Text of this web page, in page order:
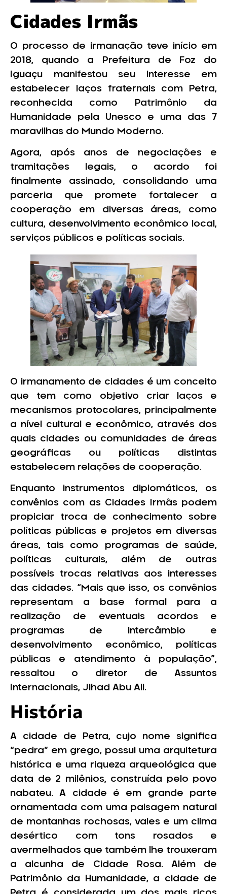
Cidades Irmãs
O processo de irmanação teve início em
2018, quando a Prefeitura de Foz do
Iguaçu manifestou seu interesse em
estabelecer laços fraternais com Petra,
reconhecida como Patrimônio da
Humanidade pela Unesco e uma das 7
maravilhas do Mundo Moderno.
Agora, após anos de negociações e
tramitações legais, o acordo foi
finalmente assinado, consolidando uma
parceria que promete fortalecer a
cooperação em diversas áreas, como
cultura, desenvolvimento econômico local,
serviços públicos e políticas sociais.
O irmanamento de cidades é um conceito
que tem como objetivo criar laços e
mecanismos protocolares, principalmente
a nível cultural e econômico, através dos
quais cidades ou comunidades de áreas
geográficas ou políticas distintas
estabelecem relações de cooperação.
Enquanto instrumentos diplomáticos, os
convênios com as Cidades Irmãs podem
propiciar troca de conhecimento sobre
políticas públicas e projetos em diversas
áreas, tais como programas de saúde,
políticas culturais, além de outras
possíveis trocas relativas aos interesses
das cidades. “Mais que isso, os convênios
representam a base formal para a
realização de eventuais acordos e
programas de intercâmbio e
desenvolvimento econômico, políticas
públicas e atendimento à população”,
ressaltou o diretor de Assuntos
Internacionais, Jihad Abu Ali.
História
A cidade de Petra, cujo nome significa
“pedra” em grego, possui uma arquitetura
histórica e uma riqueza arqueológica que
data de 2 milênios, construída pelo povo
nabateu. A cidade é em grande parte
ornamentada com uma paisagem natural
de montanhas rochosas, vales e um clima
desértico com tons rosados e
avermelhados que também lhe trouxeram
a alcunha de Cidade Rosa. Além de
Patrimônio da Humanidade, a cidade de